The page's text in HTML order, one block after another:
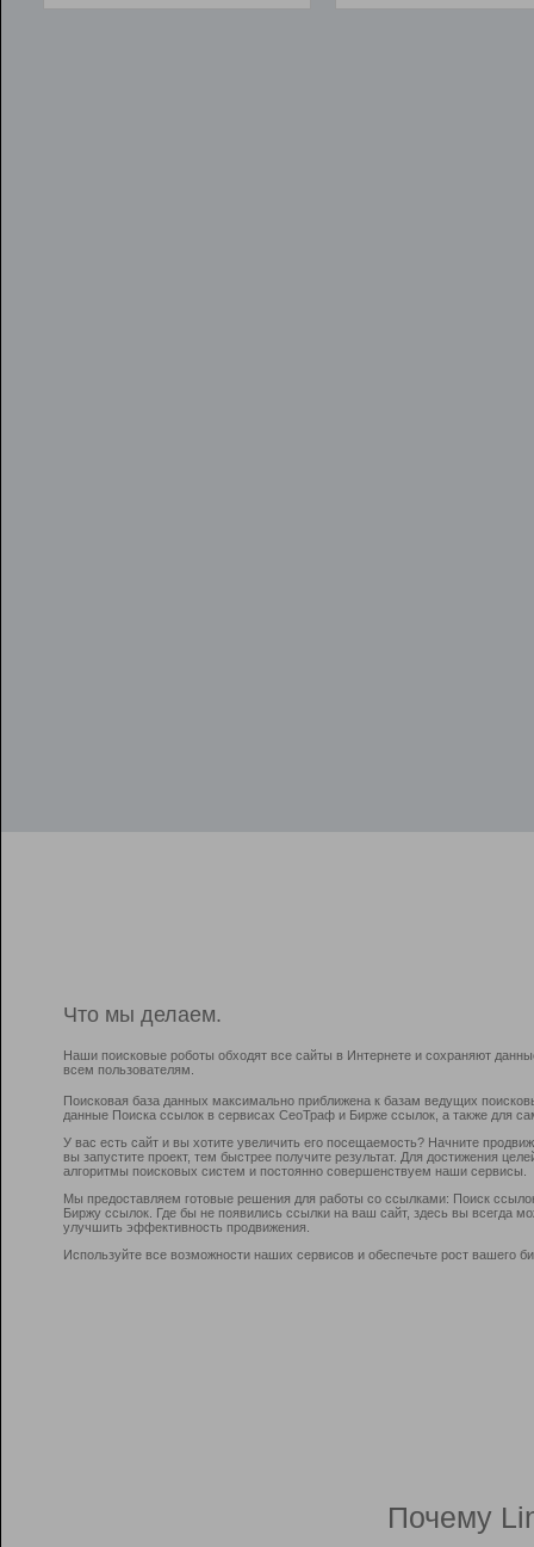
Что мы делаем.
Наши поисковые роботы обходят все сайты в Интернете и сохраняют
всем пользователям.
Поисковая база данных максимально приближена к базам ведущих
данные Поиска ссылок в сервисах СеоТраф и Бирже ссылок, а также для
У вас есть сайт и вы хотите увеличить его посещаемость? Начните
вы запустите проект, тем быстрее получите результат. Для достижения
алгоритмы поисковых систем и постоянно совершенствуем наши сервисы.
Мы предоставляем готовые решения для работы со ссылками: Поиск
Биржу ссылок. Где бы не появились ссылки на ваш сайт, здесь вы всегда
улучшить эффективность продвижения.
Используйте все возможности наших сервисов и обеспечьте рост вашего
Почему